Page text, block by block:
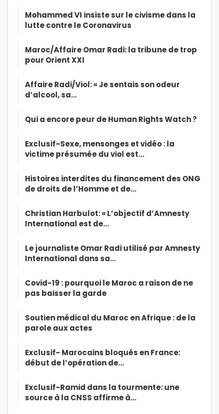
Mohammed VI insiste sur le civisme dans la
lutte contre le Coronavirus
Maroc/Affaire Omar Radi: la tribune de trop
pour Orient XXI
Affaire Radi/Viol: « Je sentais son odeur
d’alcool, sa…
Qui a encore peur de Human Rights Watch ?
Exclusif-Sexe, mensonges et vidéo : la
victime présumée du viol est…
Histoires interdites du financement des ONG
de droits de l’Homme et de…
Christian Harbulot: « L’objectif d’Amnesty
International est de…
Le journaliste Omar Radi utilisé par Amnesty
International dans sa…
Covid-19 : pourquoi le Maroc a raison de ne
pas baisser la garde
Soutien médical du Maroc en Afrique : de la
parole aux actes
Exclusif- Marocains bloqués en France:
début de l’opération de…
Exclusif-Ramid dans la tourmente: une
source à la CNSS affirme à…